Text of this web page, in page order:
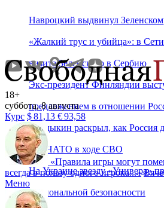
Навроцкий выдвинул
«Жалкий трус и убийца»: в
визита Зеленского в Сербию
Экс-президент Финляндии
предложением в отношении
Дандыкин раскрыл, как Россия
над НАТО в ходе СВО
На Украине звезду «Универа»
национальной безопасности
18+
суббота, 8 августа
Курс $81,13 €93,58
«Правила игры могут
всегда в пользу одного игрока...»
Меню